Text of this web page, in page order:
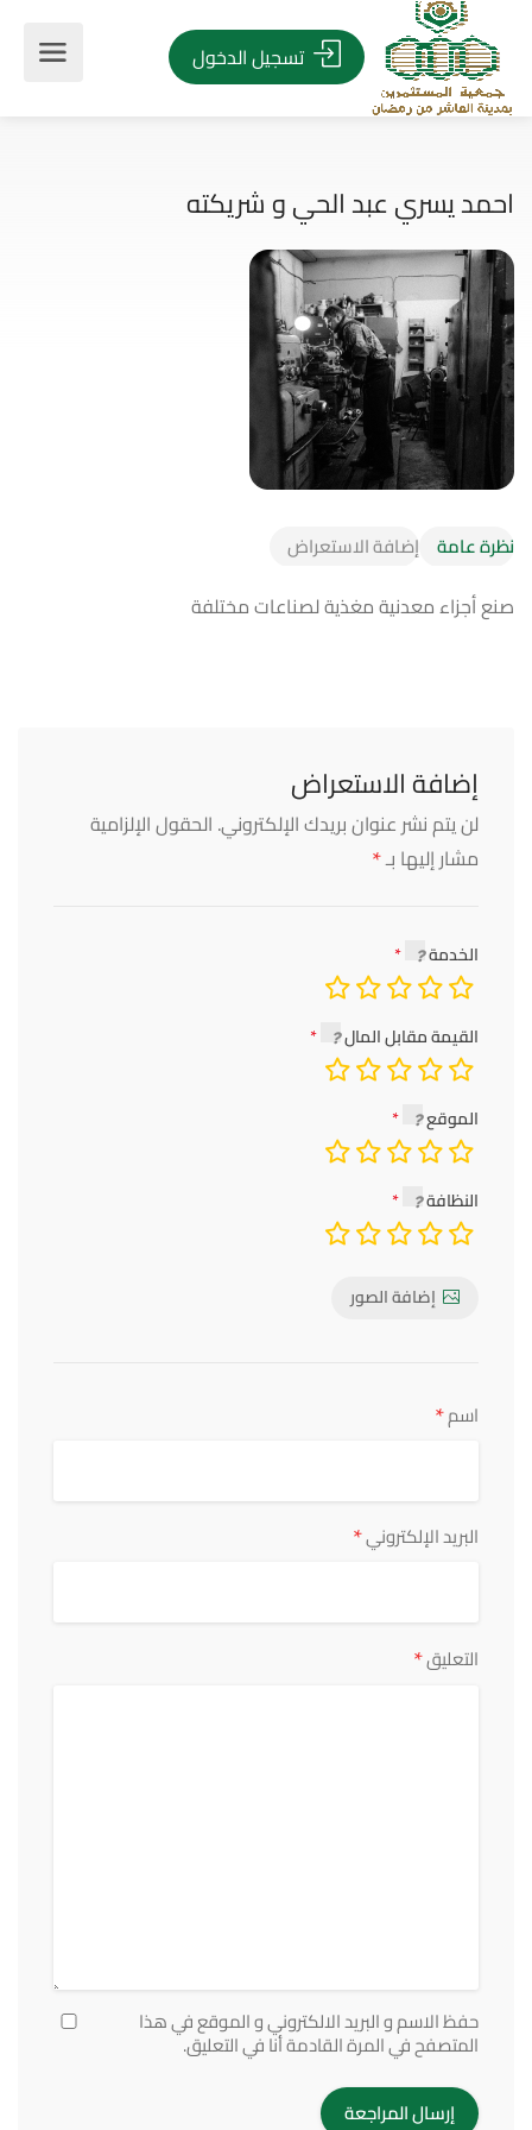
تسجيل الدخول
يسري عبد الحي و شريكته
نظرة عامة إضافة الاستعراض
صنع أجزاء معدنية مغذية لصناعات مختلفة
إضافة الاستعراض
لن يتم نشر عنوان بريدك الإلكتروني. الحقول الإلزامية
مشار إليها بـ*
الخدمة
القيمة مقابل المال
الموقع
النظافة
إضافة الصور
اسم*
البريد الإلكتروني*
التعليق*
حفظ الاسم و البريد الالكتروني و الموقع في هذا
المتصفح في المرة القادمة أنا في التعليق.